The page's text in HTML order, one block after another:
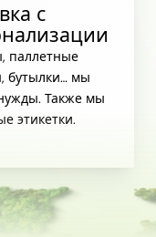
с
паллетные
бутылки… мы
Также мы
этикетки.